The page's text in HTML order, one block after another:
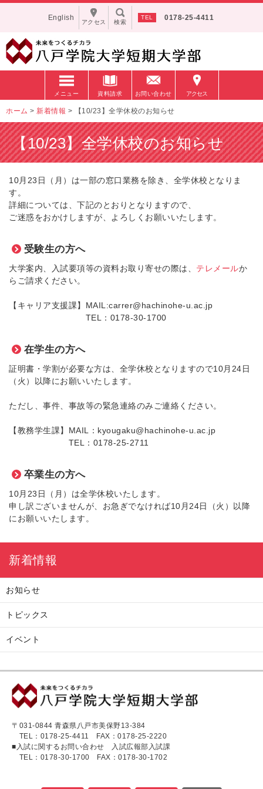
0178-25-4411
検索
English
アクセス
メニュー 資料請求 お問い合わせ アクセス
ホーム > 新着情報 > 【10/23】全学休校のお知らせ
【10/23】全学休校のお知らせ
10月23日（月）は一部の窓口業務を除き、全学休校となりま
す。
詳細については、下記のとおりとなりますので、
ご迷惑をおかけしますが、よろしくお願いいたします。
受験生の方へ
大学案内、入試要項等の資料お取り寄せの際は、 テレメールか
らご請求ください。
【キャリア支援課】MAIL:carrer@hachinohe-u.ac.jp
TEL：0178-30-1700
在学生の方へ
証明書・学割が必要な方は、全学休校となりますので10月24日
（火）以降にお願いいたします。
ただし、事件、事故等の緊急連絡のみご連絡ください。
【教務学生課】MAIL：kyougaku@hachinohe-u.ac.jp
TEL：0178-25-2711
卒業生の方へ
10月23日（月）は全学休校いたします。
申し訳ございませんが、お急ぎでなければ10月24日（火）以降
にお願いいたします。
新着情報
お知らせ
トピックス
イベント
〒031-0844 青森県八戸市美保野13-384
TEL：0178-25-4411
FAX：0178-25-2220
■入試に関するお問い合わせ 入試広報部入試課
TEL：0178-30-1700 FAX：0178-30-1702